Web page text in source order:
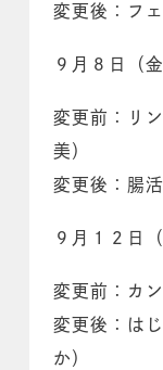
変更後：フ
９月８日（
変更前：リ
美）
変更後：腸
９月１２日
変更前：カ
変更後：は
か）